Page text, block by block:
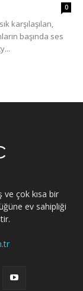
0
karşılaşılan,
başında ses
ve çok kısa bir
ev sahipliği